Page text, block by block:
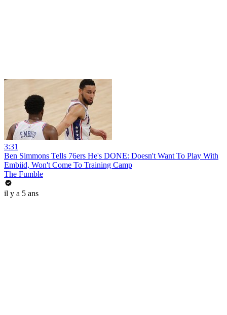
3:31
Ben Simmons Tells 76ers He's DONE: Doesn't Want To Play With
Embiid, Won't Come To Training Camp
The Fumble
il y a 5 ans